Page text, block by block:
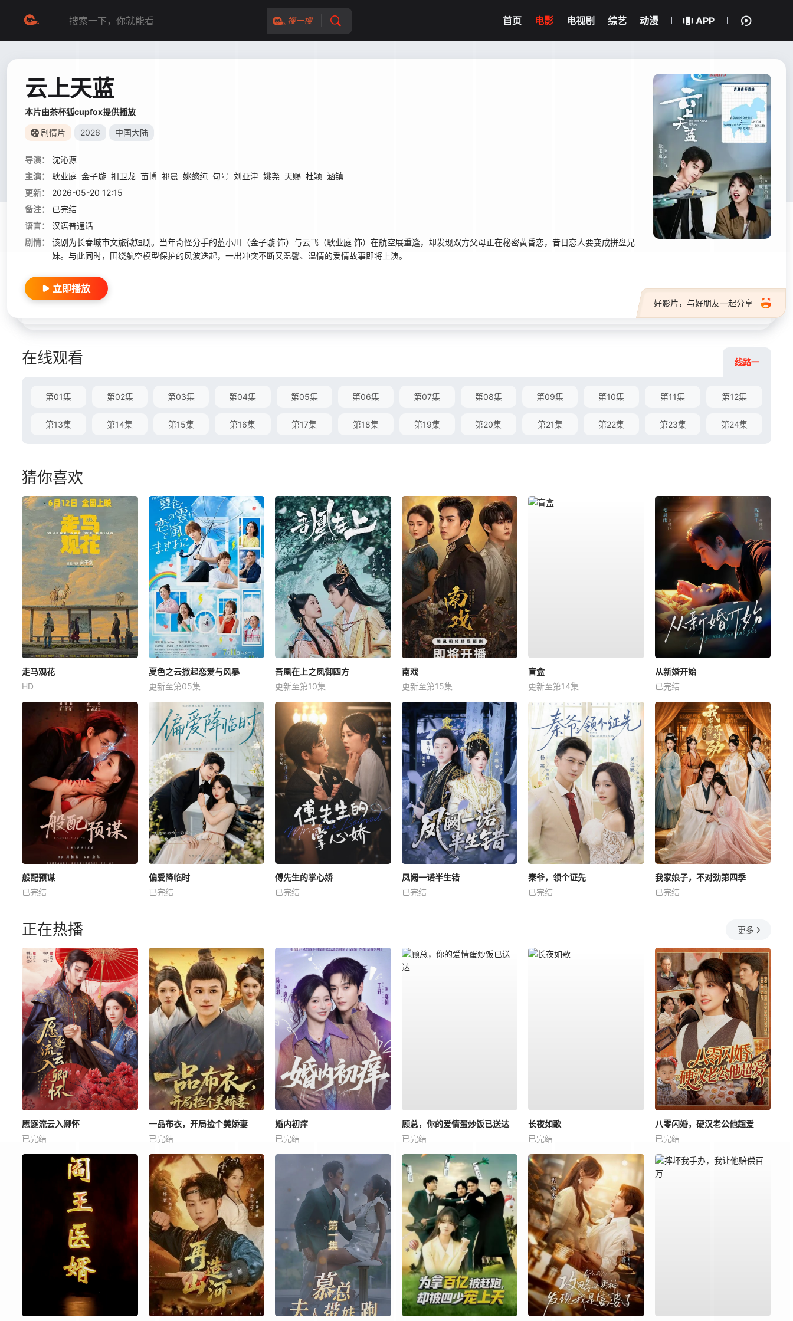
搜一搜 首页 电影 电视剧 综艺 动漫 APP
云上天蓝
本片由茶杯狐cupfox提供播放
剧情片 2026 中国大陆
导演：
沈沁源
主演：
耿业庭 金子璇 扣卫龙 苗博 祁晨 姚懿纯 句号 刘亚津 姚尧 天赐 杜颖 涵镇
更新：
2026-05-20 12:15
备注：
已完结
语言：
汉语普通话
剧情：
该剧为长春城市文旅微短剧。当年奇怪分手的蓝小川（金子璇 饰）与云飞（耿业庭 饰）在航空展重逢，却发现双方父母正在秘密黄昏恋，昔日恋人要变成拼盘兄
妹。与此同时，围绕航空模型保护的风波迭起，一出冲突不断又温馨、温情的爱情故事即将上演。
好影片，与好朋友一起分享
立即播放
在线观看 线路一
第01集 第02集 第03集 第04集 第05集 第06集 第07集 第08集 第09集 第10集 第11集 第12集
第13集 第14集 第15集 第16集 第17集 第18集 第19集 第20集 第21集 第22集 第23集 第24集
猜你喜欢
走马观花
HD
夏色之云掀起恋爱与风暴
更新至第05集
吾凰在上之凤御四方
更新至第10集
南戏
更新至第15集
盲盒
更新至第14集
从新婚开始
已完结
般配预谋
已完结
偏爱降临时
已完结
傅先生的掌心娇
已完结
凤阙一诺半生错
已完结
秦爷，领个证先
已完结
我家娘子，不对劲第四季
已完结
正在热播 更多
愿逐流云入卿怀
已完结
一品布衣，开局捡个美娇妻
已完结
婚内初痒
已完结
顾总，你的爱情蛋炒饭已送达
已完结
长夜如歌
已完结
八零闪婚，硬汉老公他超爱
已完结